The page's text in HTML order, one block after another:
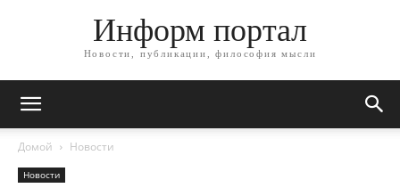
Информ портал
Новости, публикации, философия мысли
Домой Новости
Новости